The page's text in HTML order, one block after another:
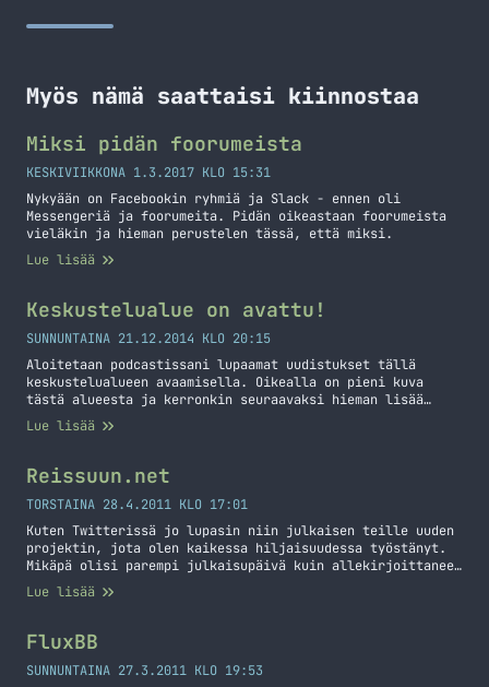
Myös nämä saattaisi kiinnostaa
Miksi pidän foorumeista
KESKIVIIKKONA 1.3.2017 KLO 15:31
Nykyään on Facebookin ryhmiä ja Slack - ennen oli
Messengeriä ja foorumeita. Pidän oikeastaan foorumeista
vieläkin ja hieman perustelen tässä, että miksi.
Lue lisää
Keskustelualue on avattu!
SUNNUNTAINA 21.12.2014 KLO 20:15
Aloitetaan podcastissani lupaamat uudistukset tällä
keskustelualueen avaamisella. Oikealla on pieni kuva
tästä alueesta ja kerronkin seuraavaksi hieman lisää
tästä keskustelualueesta ja mitä kaikkea onkaan säädetty.
Ensinnäkin tuo on rakennettu maksullisen XenForon päälle.
hyötykäyttöön tämän sivuston kautta. Tuossa lisenssissä
on myös kiinni yksi resurssinhallinnan palikka ja
tulenkin sinne laittamaan… Jatka lukemista Keskustelualue
on avattu!
Lue lisää
Reissuun.net
TORSTAINA 28.4.2011 KLO 17:01
Kuten Twitterissä jo lupasin niin julkaisen teille uuden
projektin, jota olen kaikessa hiljaisuudessa työstänyt.
Mikäpä olisi parempi julkaisupäivä kuin allekirjoittaneen
syntymäpäivä? En tiedä! (Ubuntukin btw julkaisi uuden
version tänään, joten he ovat samaa mieltä kanssani!)
matkailusta kiinnostuneille. Idean tälle sain pääsiäisen
aikana kun tuli varailtua matkaa etelän lämpöön ja… Jatka
lukemista Reissuun.net
Lue lisää
FluxBB
SUNNUNTAINA 27.3.2011 KLO 19:53